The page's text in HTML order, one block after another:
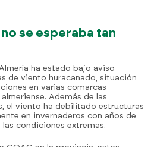
se esperaba tan
ha estado bajo aviso
de viento huracanado, situación
en varias comarcas
Además de las
el viento ha debilitado estructuras
en invernaderos con años de
condiciones extremas.